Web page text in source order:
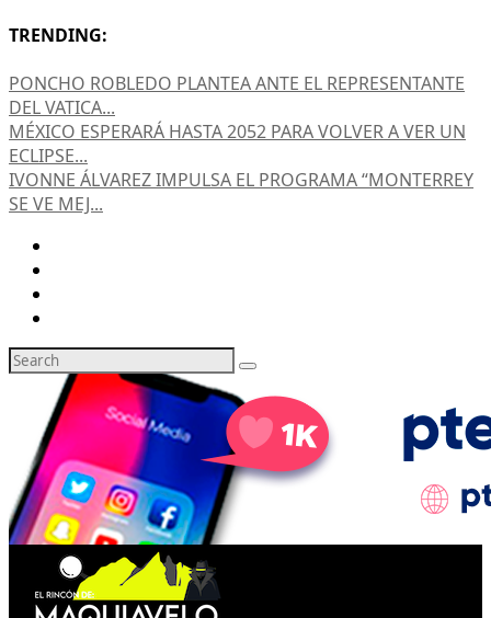
TRENDING:
PONCHO ROBLEDO PLANTEA ANTE EL REPRESENTANTE
DEL VATICA...
MÉXICO ESPERARÁ HASTA 2052 PARA VOLVER A VER UN
ECLIPSE...
IVONNE ÁLVAREZ IMPULSA EL PROGRAMA “MONTERREY
SE VE MEJ...